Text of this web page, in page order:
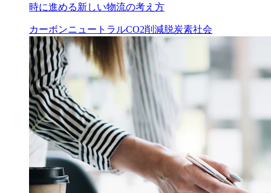
時に進める新しい物流の考え方
カーボンニュートラルCO2削減脱炭素社会